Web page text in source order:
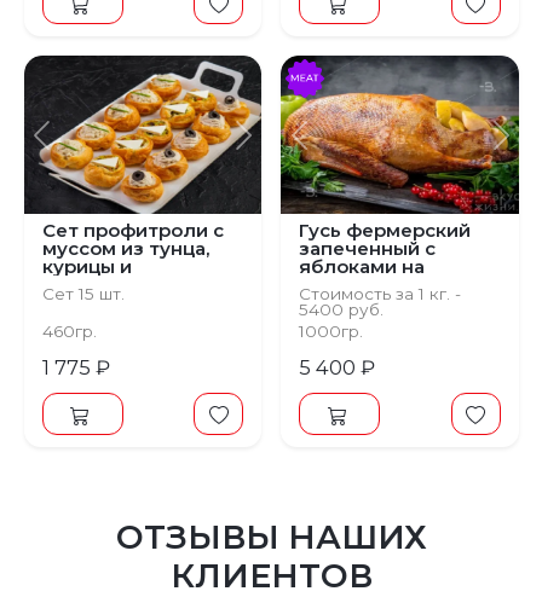
Предыдущий Следующий
Сет профитроли с
муссом из тунца,
курицы и
запеченных
овощей с брынзой
Сет 15 шт.
460гр.
1 775 ₽
Предыдущий
Гусь фермерский
запеченный с
яблоками на
зерновом откорме
Стоимость за 1 кг. -
5400 руб.
Минимальный вес
блюда 3 кг.
1000гр.
5 400 ₽
ОТЗЫВЫ НАШИХ
КЛИЕНТОВ